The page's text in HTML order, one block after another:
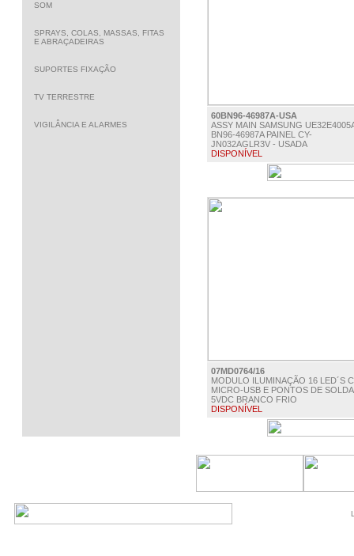
SOM
SPRAYS, COLAS, MASSAS, FITAS
E ABRAÇADEIRAS
SUPORTES FIXAÇÃO
TV TERRESTRE
VIGILÂNCIA E ALARMES
60BN96-46987A-USA
ASSY MAIN SAMSUNG
BN96-46987A PAINEL CY-
JN032AGLR3V - USADA
DISPONÍVEL
07MD0764/16
MODULO ILUMINAÇÃO 16 LED´S
MICRO-USB E PONTOS DE
5VDC BRANCO FRIO
DISPONÍVEL